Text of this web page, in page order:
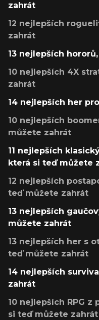
zahrát
12 nejlepších
zahrát
13 nejlepších
10 nejlepších 4X
zahrát
14 nejlepších her
10 nejlepších
můžete zahrát
11 nejlepších
která si teď můžete
12 nejlepších
teď můžete zahrát
13 nejlepších
můžete zahrát
13 nejlepších her s
teď můžete zahrát
14 nejlepších
zahrát
10 nejlepších RPG
si teď můžete zahrát